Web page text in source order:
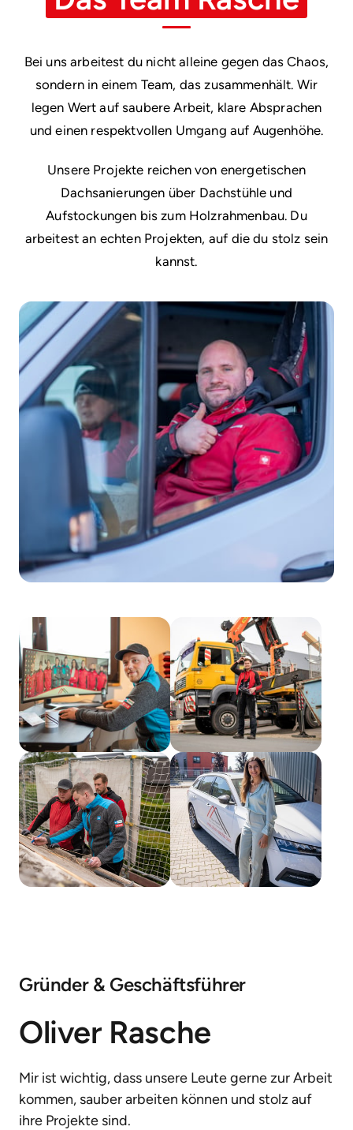
Bei uns arbeitest du nicht alleine gegen das Chaos,
sondern in einem Team, das zusammenhält. Wir
legen Wert auf saubere Arbeit, klare Absprachen
und einen respektvollen Umgang auf Augenhöhe.
Unsere Projekte reichen von energetischen
Dachsanierungen über Dachstühle und
Aufstockungen bis zum Holzrahmenbau. Du
arbeitest an echten Projekten, auf die du stolz sein
kannst.
Gründer & Geschäftsführer
Oliver Rasche
Mir ist wichtig, dass unsere Leute gerne zur Arbeit
kommen, sauber arbeiten können und stolz auf
ihre Projekte sind.